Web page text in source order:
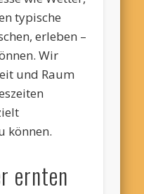
typische
erleben –
Wir
und Raum
können.
ernten